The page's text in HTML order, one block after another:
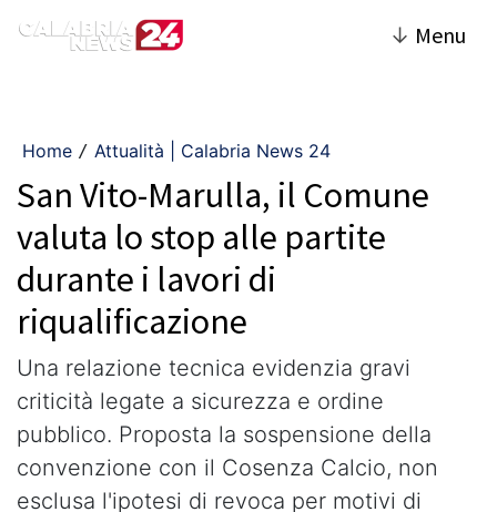
↓ Menu
Home / Attualità | Calabria News 24
San Vito-Marulla, il Comune
valuta lo stop alle partite
durante i lavori di
riqualificazione
Una relazione tecnica evidenzia gravi
criticità legate a sicurezza e ordine
pubblico. Proposta la sospensione della
convenzione con il Cosenza Calcio, non
esclusa l'ipotesi di revoca per motivi di